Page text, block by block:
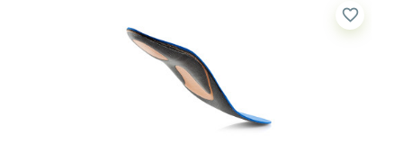
favorite_border